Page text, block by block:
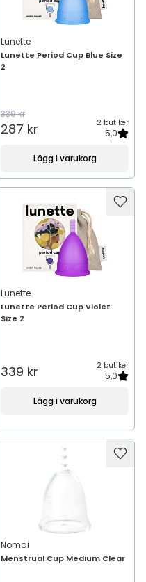
Lunette
Lunette Period Cup Blue Size
2
339 kr
287 kr 2 butiker
5,0
Lägg i varukorg
Lunette
Lunette Period Cup Violet
Size 2
339 kr 2 butiker
5,0
Lägg i varukorg
Nomai
Menstrual Cup Medium Clear